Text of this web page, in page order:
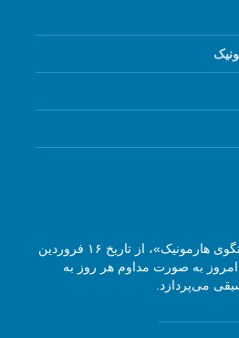
مجله آنلاین موسیقی «گفتگوی هارمونیک»، از تاریخ ۱۶ فروردین
و تا امروز به صورت مداوم هر روز به
می‌پردازد.